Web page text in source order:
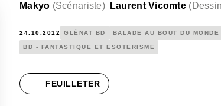
Makyo (Scénariste) Laurent Vicomte (
24.10.2012 GLÉNAT BD BALADE AU BOUT DU MONDE
BD - FANTASTIQUE ET ÉSOTÉRISME
FEUILLETER